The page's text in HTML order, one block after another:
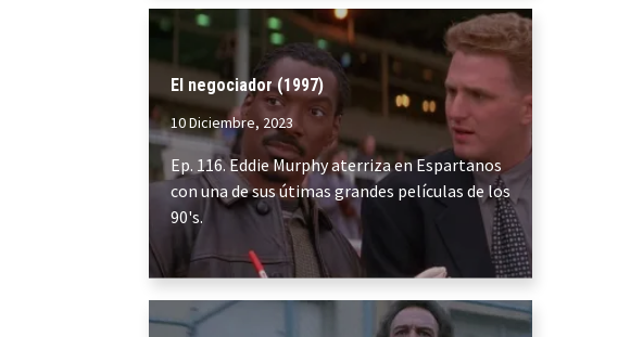
El negociador (1997)
10 Diciembre, 2023
Ep. 116. Eddie Murphy aterriza en Espartanos
con una de sus útimas grandes películas de los
90's.